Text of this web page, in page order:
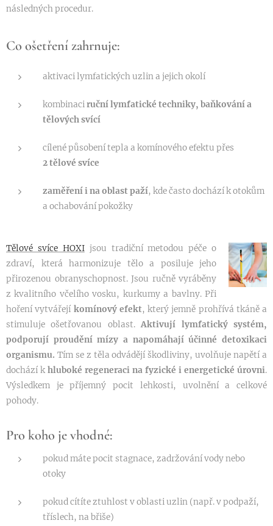
následných procedur.
Co ošetření zahrnuje:
aktivaci lymfatických uzlin a jejich okolí
kombinaciruční lymfatické techniky, baňkování a
tělových svící
cílené působení tepla a komínového efektu přes
2tělové svíce
zaměření i na oblast paží, kde často dochází k otokům
a ochabování pokožky
Tělové svíce HOXIjsou tradiční metodou péče o
zdraví, která harmonizuje tělo a posiluje jeho
přirozenou obranyschopnost. Jsou ručně vyráběny
z kvalitního včelího vosku, kurkumy a bavlny. Při
hoření vytvářejí komínový efekt, který jemně prohřívá tkáně a
stimuluje ošetřovanou oblast.Aktivují lymfatický systém,
podporují proudění mízy a napomáhají účinné detoxikaci
organismu. Tím se z těla odvádějí škodliviny, uvolňuje napětí a
dochází khluboké regeneraci na fyzické i energetické úrovni.
Výsledkem je příjemný pocit lehkosti, uvolnění a celkové
pohody.
Pro koho je vhodné:
pokud máte pocit stagnace, zadržování vody nebo
otoky
pokud cítíte ztuhlost v oblasti uzlin (např. v podpaží,
tříslech, na břiše)